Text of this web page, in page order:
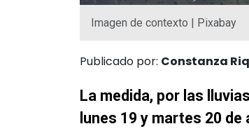
Imagen de contexto | Pixabay
Publicado por: Constanza
La medida, por las
lunes 19 y martes 20